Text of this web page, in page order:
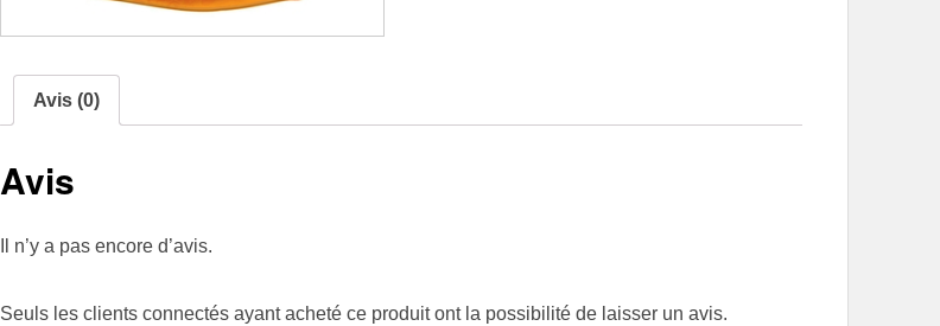
Avis (0)
Avis
Il n’y a pas encore d’avis.
Seuls les clients connectés ayant acheté ce produit ont la possibilité de laisser un avis.